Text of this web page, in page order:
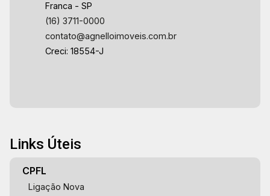
Franca - SP
(16) 3711-0000
contato@agnelloimoveis.com.br
Creci: 18554-J
Links Úteis
CPFL
Ligação Nova